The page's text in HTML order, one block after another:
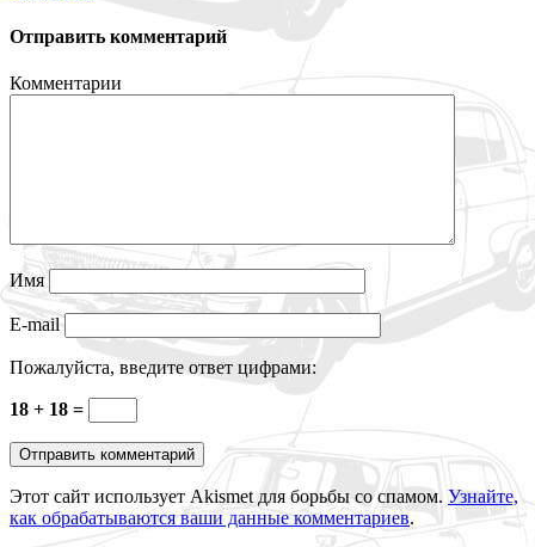
Отправить комментарий
Комментарии
Имя
E-mail
Пожалуйста, введите ответ цифрами:
18 + 18 =
Этот сайт использует Akismet для борьбы со спамом. Узнайте,
как обрабатываются ваши данные комментариев.